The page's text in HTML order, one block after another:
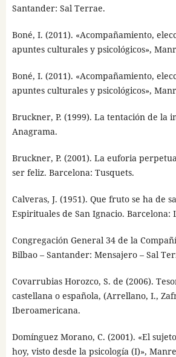
Santander: Sal Terrae.
Boné, I. (2011). «Acompañamiento,
apuntes culturales y psicológicos»,
Boné, I. (2011). «Acompañamiento,
apuntes culturales y psicológicos»,
Bruckner, P. (1999). La tentación de la
Anagrama.
Bruckner, P. (2001). La euforia
ser feliz. Barcelona: Tusquets.
Calveras, J. (1951). Que fruto se ha de
Espirituales de San Ignacio. Barcelona:
Congregación General 34 de la
Bilbao – Santander: Mensajero – Sal
Covarrubias Horozco, S. de (2006).
castellana o española, (Arrellano, I.,
Iberoamericana.
Domínguez Morano, C. (2001). «El
hoy, visto desde la psicología (I)»,